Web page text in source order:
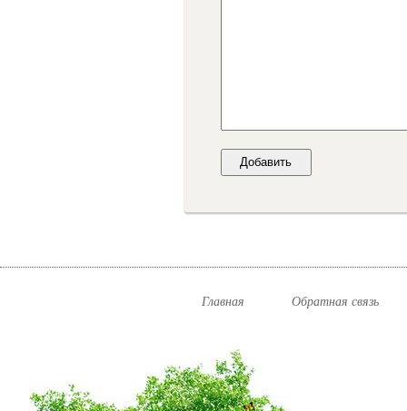
Главная Обратная связь